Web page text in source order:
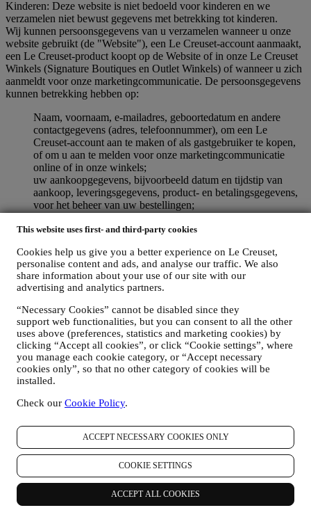
This website uses first- and third-party cookies
Cookies help us give you a better experience on Le Creuset,
personalise content and ads, and analyse our traffic. We also
share information about your use of our site with our
advertising and analytics partners.
“Necessary Cookies” cannot be disabled since they
support web functionalities, but you can consent to all the other
uses above (preferences, statistics and marketing cookies) by
clicking “Accept all cookies”, or click “Cookie settings”, where
you manage each cookie category, or “Accept necessary
cookies only”, so that no other category of cookies will be
installed.
Check our Cookie Policy.
ACCEPT NECESSARY COOKIES ONLY
COOKIE SETTINGS
ACCEPT ALL COOKIES
Kinderen: Deze website is niet bedoeld voor kinderen en we
verzamelen niet bewust gegevens met betrekking tot kinderen.
Wij kunnen persoonsgegevens van u verzamelen wanneer u onze
website gebruikt (de "Website"), een Le Creuset-account aanmaakt,
een Le Creuset-product koopt op de Website of in onze Le Creuset
Winkels (Signature Boutiques en Outlet Winkels) of wanneer u zich
aanmeldt voor onze marketingcommunicatie. De persoonsgegevens
kunnen betrekking hebben op:
Naam, voornaam, e-mailadres, geboortedatum en andere
contactgegevens (adres, telefoonnummer), om een Le
Creuset-account aan te maken of als gastgebruiker te kopen,
of om u aan te melden voor onze marketingcommunicatie
online of in onze winkels;
uw aankoopgegevens, bijvoorbeeld datum en tijdstip van
aankoop, leveringsgegevens, product- en betalingsgegevens,
voor het beheer van uw bestellingen;
identificatienummers - zoals uw IP-adres, browserversie,
gebruiker, geografische oorsprong), verzameld tijdens uw
bezoeken aan de Website (ongeacht of u een geregistreerde
gebruiker bent of niet), door gebruik te maken van logs en/of
traceringstechnologieën zoals “cookies” (voor informatie over
het verzamelen van gegevens door middel van cookies, zie
ons Cookiebeleid, ter verbetering van onze diensten en
advertenties, of voor onze statistische analyse; in de meeste
gevallen zullen we u niet kunnen identificeren aan de hand
van deze technische informatie.
uw feedback, verzoeken, klachten, vragen of interacties met
ons (bijvoorbeeld uw berichten, chats, berichten op sociale
Website gebruikt of anderszins persoonlijk identificeerbare
informatie verstrekt, zijn op die manier beschermd en u hebt de
privacyrechten die in paragraaf 8 hieronder worden uitgelegd.
2. WIE VERZAMELT UW GEGEVENS?
De verwerkingsverantwoordelijke voor de e-commercediensten die
via de website worden aangeboden, is Le Creuset BENELUX NV
met maatschappelijke zetel te Le Creuset Benelux NV,